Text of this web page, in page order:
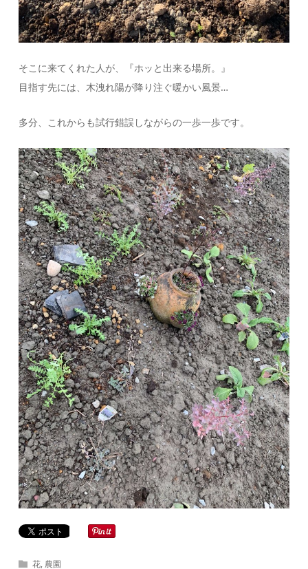
そこに来てくれた人が、『ホッと出来る場所。』
目指す先には、木洩れ陽が降り注ぐ暖かい風景…
多分、これからも試行錯誤しながらの一歩一歩です。
花,農園